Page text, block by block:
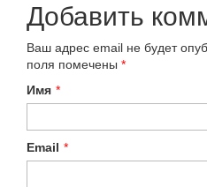
Добавить
Ваш адрес email не будет
поля помечены *
Имя *
Email *